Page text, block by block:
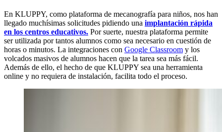
En KLUPPY, como plataforma de mecanografía para niños, nos han
llegado muchísimas solicitudes pidiendo una implantación rápida
en los centros educativos. Por suerte, nuestra plataforma permite
ser utilizada por tantos alumnos como sea necesario en cuestión de
horas o minutos. La integraciones con Google Classroom y los
volcados masivos de alumnos hacen que la tarea sea más fácil.
Además de ello, el hecho de que KLUPPY sea una herramienta
online y no requiera de instalación, facilita todo el proceso.